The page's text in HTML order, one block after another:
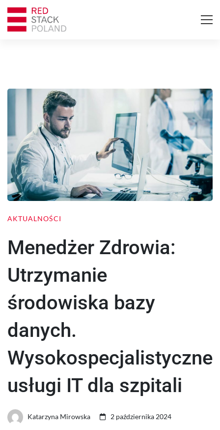
AKTUALNOŚCI
Menedżer Zdrowia:
Utrzymanie
środowiska bazy
danych.
Wysokospecjalistyczne
usługi IT dla szpitali
Katarzyna Mirowska 2 października 2024